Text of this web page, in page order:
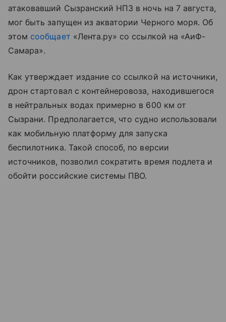
атаковавший Сызранский НПЗ в ночь на 7 августа,
мог быть запущен из акватории Черного моря. Об
этом сообщает «Лента.ру» со ссылкой на «АиФ-
Самара».
Как утверждает издание со ссылкой на источники,
дрон стартовал с контейнеровоза, находившегося
в нейтральных водах примерно в 600 км от
Сызрани. Предполагается, что судно использовали
как мобильную платформу для запуска
беспилотника. Такой способ, по версии
источников, позволил сократить время подлета и
обойти российские системы ПВО.